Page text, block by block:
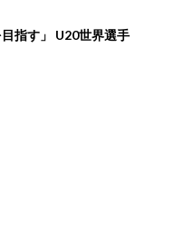
指す」 U20世界選手